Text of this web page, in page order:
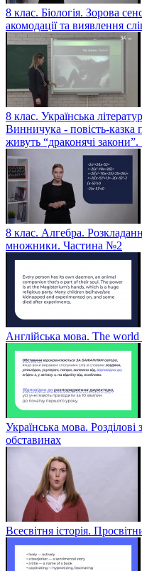
8 клас. Біологія. Зорова
акомодації та виявлення
8 клас. Українська
Винничука - повість-казка
живуть “драконячі закони”.
8 клас. Алгебра.
множники. Частина №2
Англійська мова. The
Українська мова.
обставинах
Всесвітня історія.